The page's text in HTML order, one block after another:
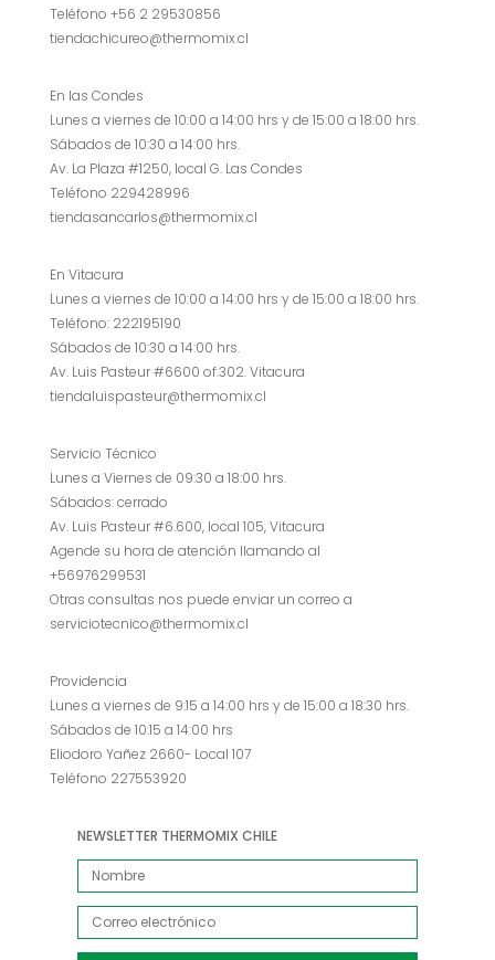
Teléfono +56 2 29530856
tiendachicureo@thermomix.cl
En las Condes
Lunes a viernes de 10:00 a 14:00 hrs y de 15:00 a 18:00 hrs.
Sábados de 10:30 a 14:00 hrs.
Av. La Plaza #1250, local G. Las Condes
Teléfono 229428996
tiendasancarlos@thermomix.cl
En Vitacura
Lunes a viernes de 10:00 a 14:00 hrs y de 15:00 a 18:00 hrs.
Teléfono: 222195190
Sábados de 10:30 a 14:00 hrs.
Av. Luis Pasteur #6600 of.302. Vitacura
tiendaluispasteur@thermomix.cl
Servicio Técnico
Lunes a Viernes de 09:30 a 18:00 hrs.
Sábados: cerrado
Av. Luis Pasteur #6.600, local 105, Vitacura
Agende su hora de atención llamando al
+56976299531
Otras consultas nos puede enviar un correo a
serviciotecnico@thermomix.cl
Providencia
Lunes a viernes de 9:15 a 14:00 hrs y de 15:00 a 18:30 hrs.
Sábados de 10:15 a 14:00 hrs
Eliodoro Yañez 2660- Local 107
Teléfono 227553920
NEWSLETTER THERMOMIX CHILE